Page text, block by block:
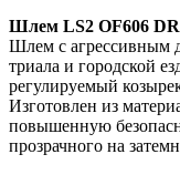
Шлем LS2 OF606
Шлем с агрессивным
триала и городской
регулируемый
Изготовлен из
повышенную
прозрачного на